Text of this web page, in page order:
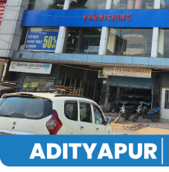
बदलाव को देखते हुए कक्षा 8
जून 2025 को रहेंगे बंद….
ByBalram Panda
Published on: June 18, 2025